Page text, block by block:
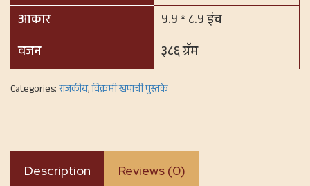
आकार
५.५ * ८.५ इंच
वजन
३८६ ग्रॅम
Categories:राजकीय,विक्रमी खपाची पुस्तके
Description Reviews (0)